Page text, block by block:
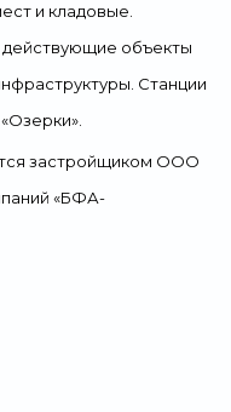
и кладовые.
объекты
Станции
застройщиком ООО
«БФА-